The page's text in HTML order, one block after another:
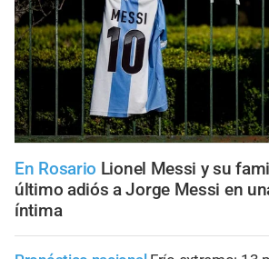
En Rosario Lionel Messi y su
último adiós a Jorge Messi en
íntima